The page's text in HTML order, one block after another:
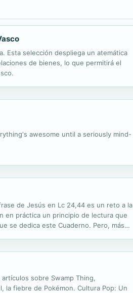
Esta selección despliega un atemática
de bienes, lo que permitirá el
awesome until a seriously mind-
de Jesús en Lc 24,44 es un reto a la
en práctica un principio de lectura que
se dedica este Cuaderno. Pero, más
sobre Swamp Thing,
la fiebre de Pokémon. Cultura Pop: Un